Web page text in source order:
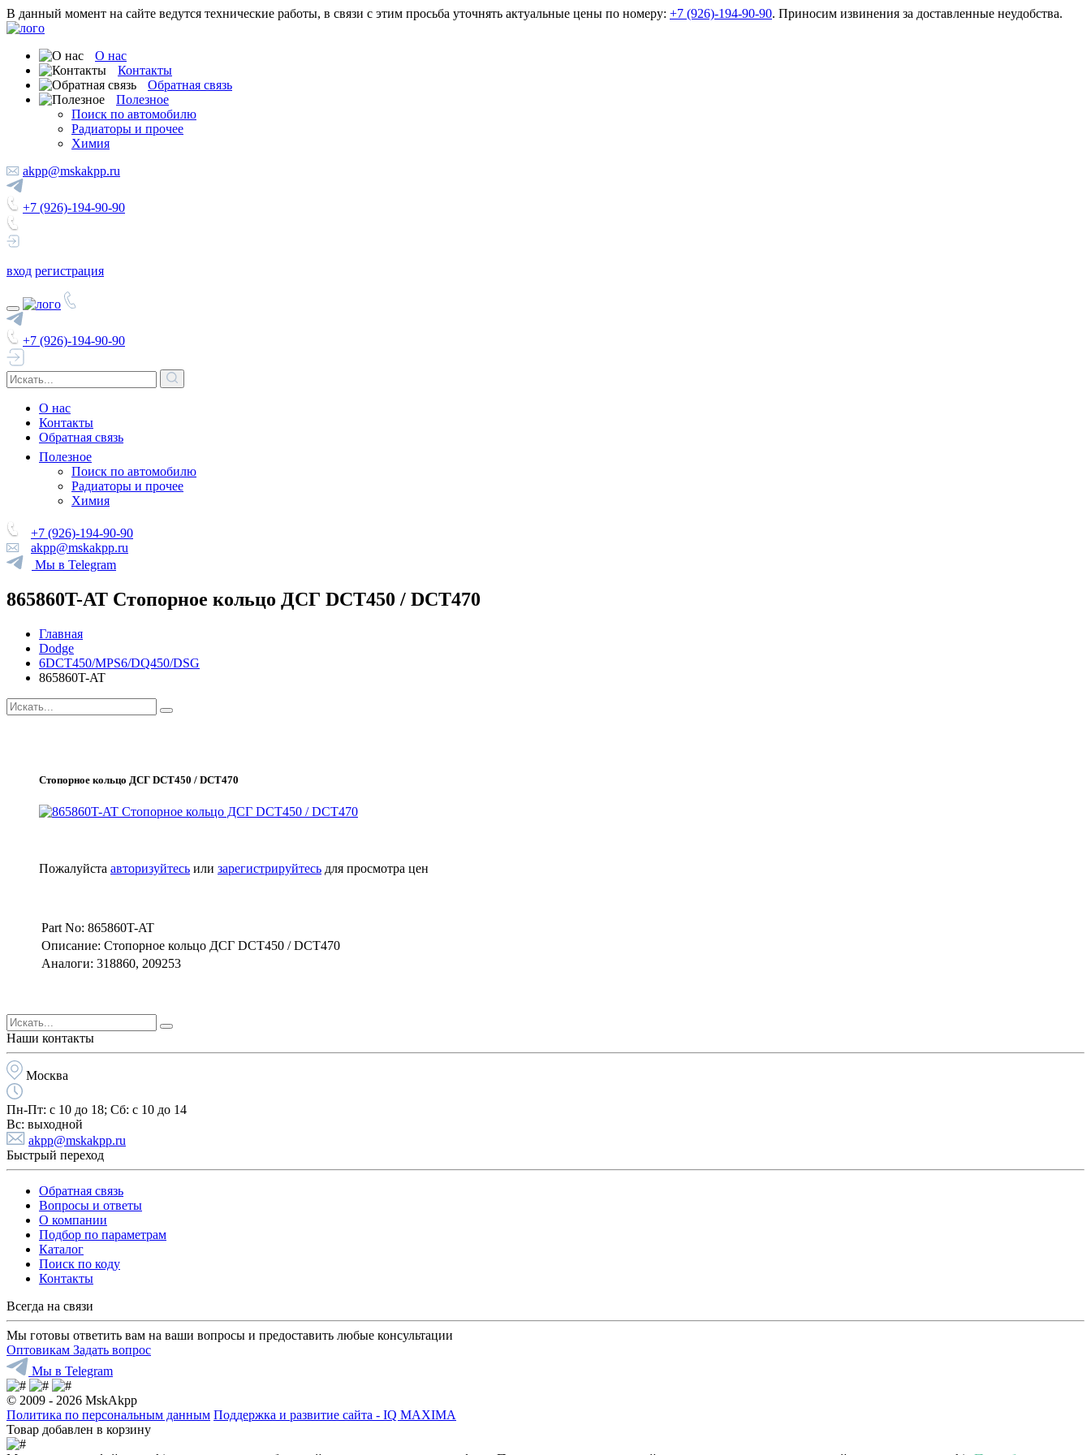
В данный момент на сайте ведутся технические работы, в связи с этим просьба уточнять актуальные цены по номеру: +7 (926)-194-90-90. Приносим извинения за доставленные неудобства.
О нас
Контакты
Обратная связь
Полезное
Поиск по автомобилю
Радиаторы и прочее
Химия
akpp@mskakpp.ru
+7 (926)-194-90-90
вход регистрация
+7 (926)-194-90-90
О нас
Контакты
Обратная связь
Полезное
Поиск по автомобилю
Радиаторы и прочее
Химия
+7 (926)-194-90-90
akpp@mskakpp.ru
Мы в Telegram
865860T-AT Стопорное кольцо ДСГ DCT450 / DCT470
Главная
Dodge
6DCT450/MPS6/DQ450/DSG
865860T-AT
Стопорное кольцо ДСГ DCT450 / DCT470
Пожалуйста авторизуйтесь или зарегистрируйтесь для просмотра цен
Part No: 865860T-AT
Описание: Стопорное кольцо ДСГ DCT450 / DCT470
Аналоги: 318860, 209253
Наши контакты
Москва
Пн-Пт: с 10 до 18; Cб: с 10 до 14
Вс: выходной
akpp@mskakpp.ru
Быстрый переход
Обратная связь
Вопросы и ответы
О компании
Подбор по параметрам
Каталог
Поиск по коду
Контакты
Всегда на связи
Мы готовы ответить вам на ваши вопросы и предоставить любые консультации
Оптовикам Задать вопрос
Мы в Telegram
© 2009 - 2026 MskAkpp
Политика по персональным данным Поддержка и развитие сайта - IQ MAXIMA
Товар добавлен в корзину